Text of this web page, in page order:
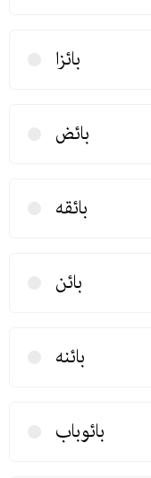
بائزا
بائض
بائقه
بائن
بائنه
بائوباب